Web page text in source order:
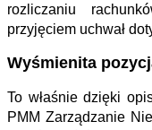
rozliczaniu
przyjęciem uchwał
Wyśmienita
To właśnie dzięki
PMM Zarządzanie